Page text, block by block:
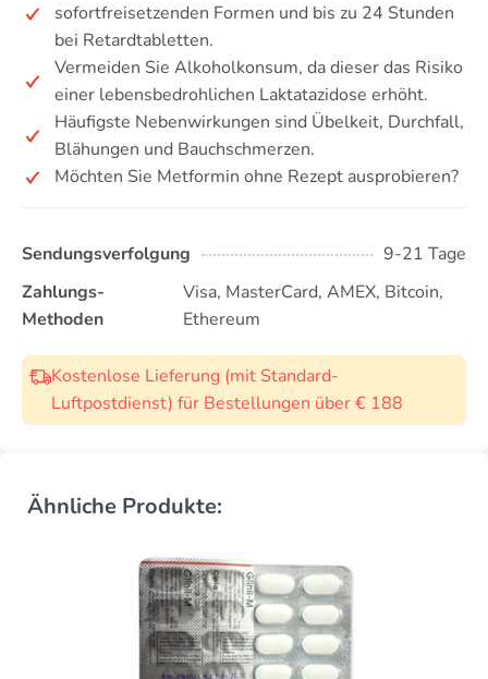
sofortfreisetzenden Formen und bis zu 24 Stunden
bei Retardtabletten.
Vermeiden Sie Alkoholkonsum, da dieser das Risiko
einer lebensbedrohlichen Laktatazidose erhöht.
Häufigste Nebenwirkungen sind Übelkeit, Durchfall,
Blähungen und Bauchschmerzen.
Möchten Sie Metformin ohne Rezept ausprobieren?
Sendungsverfolgung
9-21 Tage
Zahlungs-
Methoden
Visa, MasterCard, AMEX, Bitcoin,
Ethereum
Kostenlose Lieferung (mit Standard-
Luftpostdienst) für Bestellungen über € 188
Ähnliche Produkte: